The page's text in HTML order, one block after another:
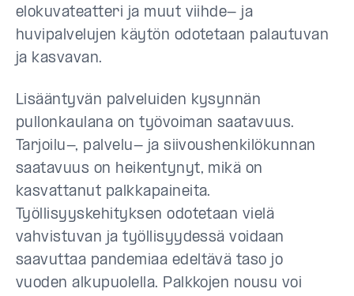
elokuvateatteri ja muut viihde- ja
huvipalvelujen käytön odotetaan palautuvan
ja kasvavan.
Lisääntyvän palveluiden kysynnän
pullonkaulana on työvoiman saatavuus.
Tarjoilu-, palvelu- ja siivoushenkilökunnan
saatavuus on heikentynyt, mikä on
kasvattanut palkkapaineita.
Työllisyyskehityksen odotetaan vielä
vahvistuvan ja työllisyydessä voidaan
saavuttaa pandemiaa edeltävä taso jo
vuoden alkupuolella. Palkkojen nousu voi